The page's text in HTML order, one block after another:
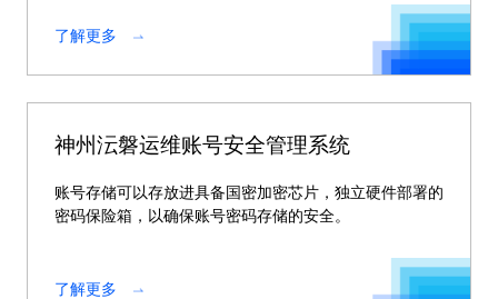
了解更多
神州沄磐运维账号安全管理系统
账号存储可以存放进具备国密加密芯片，独立硬件部署的
密码保险箱，以确保账号密码存储的安全。
了解更多